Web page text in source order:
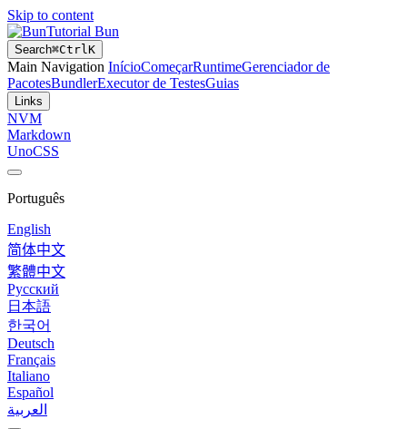
Skip to content
Tutorial Bun
Search⌘CtrlK
Main Navigation InícioComeçarRuntimeGerenciador de
PacotesBundlerExecutor de TestesGuias
Links
NVM
Markdown
UnoCSS
Português
English
简体中文
繁體中文
Русский
日本語
한국어
Deutsch
Français
Italiano
Español
العربية